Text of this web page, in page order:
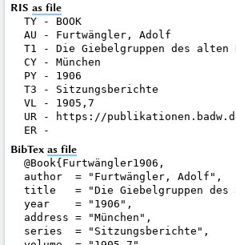
RIS as file
TY - BOOK
AU - Furtwängler, Adolf
T1 - Die Giebelgruppen des alten
CY - München
PY - 1906
T3 - Sitzungsberichte
VL - 1905,7
UR - https://
BibTex as file
@Book{Furtwängler1906,
author  = "Furtwängler, Adolf",
title   = "Die Giebelgruppen des
year    = "1906",
address = "München",
series  = "Sitzungsberichte",